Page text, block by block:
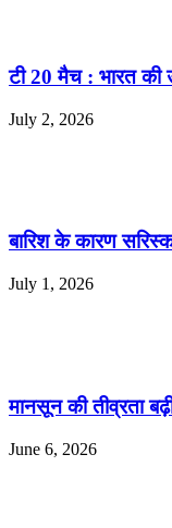
टी 20 मैच : भारत की
July 2, 2026
बारिश के कारण
July 1, 2026
मानसून की तीव्रता
June 6, 2026